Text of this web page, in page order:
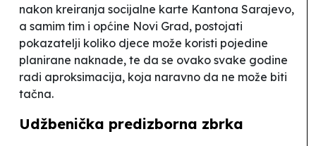
nakon kreiranja socijalne karte Kantona Sarajevo,
a samim tim i općine Novi Grad, postojati
pokazatelji koliko djece može koristi pojedine
planirane naknade, te da se ovako svake godine
radi aproksimacija, koja naravno da ne može biti
tačna.
Udžbenička predizborna zbrka